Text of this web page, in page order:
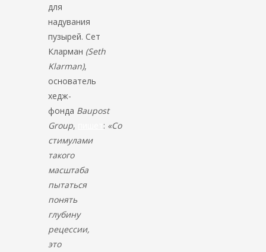
для
надувания
пузырей. Сет
Кларман (Seth
Klarman),
основатель
хедж-
фонда Baupost
Group, : «Со
стимулами
такого
масштаба
пытаться
понять
глубину
рецессии,
это